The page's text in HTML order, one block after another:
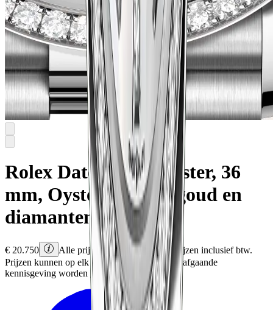
Rolex Datejust 36 Oyster, 36
mm, Oystersteel, witgoud en
diamanten
€ 20.750
Alle prijzen zijn Rolex adviesprijzen inclusief btw.
Prijzen kunnen op elk moment en zonder voorafgaande
kennisgeving worden gewijzigd.